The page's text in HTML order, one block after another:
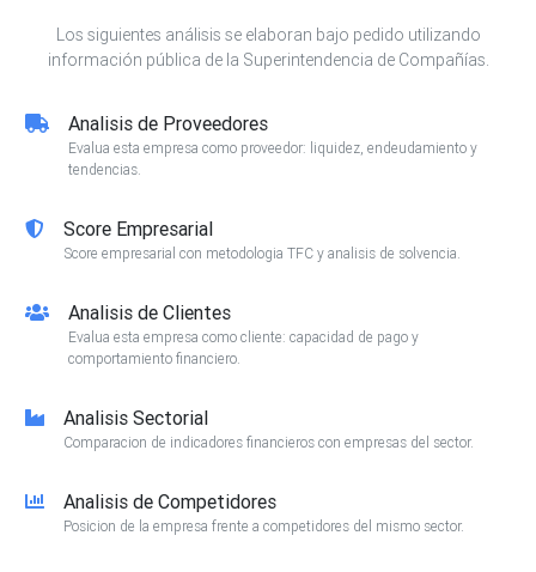
Los siguientes análisis se elaboran bajo pedido utilizando
información pública de la Superintendencia de Compañías.
Analisis de Proveedores
Evalua esta empresa como proveedor: liquidez, endeudamiento y
tendencias.
Score Empresarial
Score empresarial con metodologia TFC y analisis de solvencia.
Analisis de Clientes
Evalua esta empresa como cliente: capacidad de pago y
comportamiento financiero.
Analisis Sectorial
Comparacion de indicadores financieros con empresas del sector.
Analisis de Competidores
Posicion de la empresa frente a competidores del mismo sector.